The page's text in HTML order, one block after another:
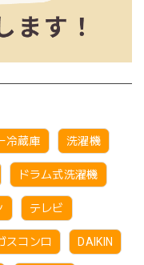
冷蔵庫 洗濯機
ドラム式洗濯機
テレビ
スコンロ DAIKIN